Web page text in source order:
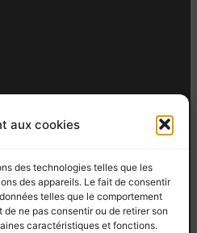
aux cookies
des technologies telles que les
des appareils. Le fait de consentir
telles que le comportement
ne pas consentir ou de retirer son
caractéristiques et fonctions.